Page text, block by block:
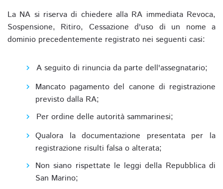
La NA si riserva di chiedere alla RA immediata Revoca,
Sospensione, Ritiro, Cessazione d'uso di un nome a
dominio precedentemente registrato nei seguenti casi:
A seguito di rinuncia da parte dell'assegnatario;
Mancato pagamento del canone di registrazione
previsto dalla RA;
Per ordine delle autorità sammarinesi;
Qualora la documentazione presentata per la
registrazione risulti falsa o alterata;
Non siano rispettate le leggi della Repubblica di
San Marino;